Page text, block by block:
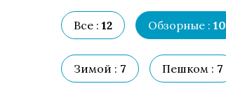
Все : 12 Обзорные : 10
Зимой : 7 Пешком : 7